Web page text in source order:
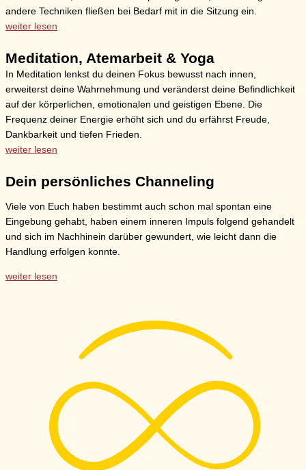
andere Techniken fließen bei Bedarf mit in die Sitzung ein.
weiter lesen
Meditation, Atemarbeit & Yoga
In Meditation lenkst du deinen Fokus bewusst nach innen,
erweiterst deine Wahrnehmung und veränderst deine Befindlichkeit
auf der körperlichen, emotionalen und geistigen Ebene. Die
Frequenz deiner Energie erhöht sich und du erfährst Freude,
Dankbarkeit und tiefen Frieden.
weiter lesen
Dein persönliches Channeling
Viele von Euch haben bestimmt auch schon mal spontan eine
Eingebung gehabt, haben einem inneren Impuls folgend gehandelt
und sich im Nachhinein darüber gewundert, wie leicht dann die
Handlung erfolgen konnte.
weiter lesen